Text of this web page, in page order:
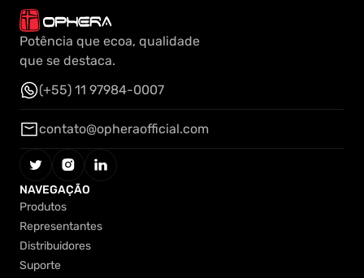
Potência que ecoa, qualidade
que se destaca.
(+55) 11 97984-0007
(+55) 11 97984-0007
contato@opheraofficial.com
contato@opheraofficial.com
NAVEGAÇÃO
Produtos
Produtos
Representantes
Representantes
Distribuidores
Distribuidores
Suporte